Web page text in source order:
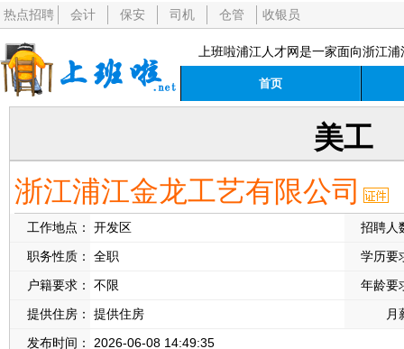
热点招聘 会计 保安 司机 仓管 收银员
上班啦浦江人才网是一家面向浙江
首页
美工
浙江浦江金龙工艺有限公司
工作地点： 开发区
招聘人
职务性质：
全职
学历要
户籍要求：
不限
年龄要
提供住房：
提供住房
月
发布时间：
2026-06-08 14:49:35